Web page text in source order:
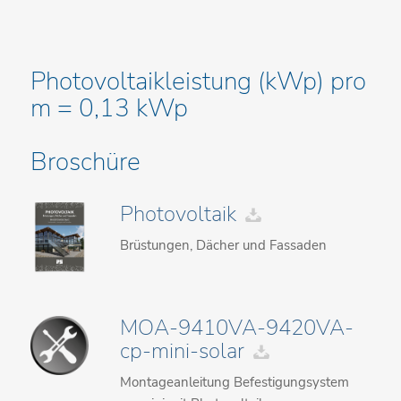
Photovoltaikleistung (kWp) pro
m = 0,13 kWp
Broschüre
Photovoltaik
Brüstungen, Dächer und Fassaden
MOA-9410VA-9420VA-
cp-mini-solar
Montageanleitung Befestigungsystem